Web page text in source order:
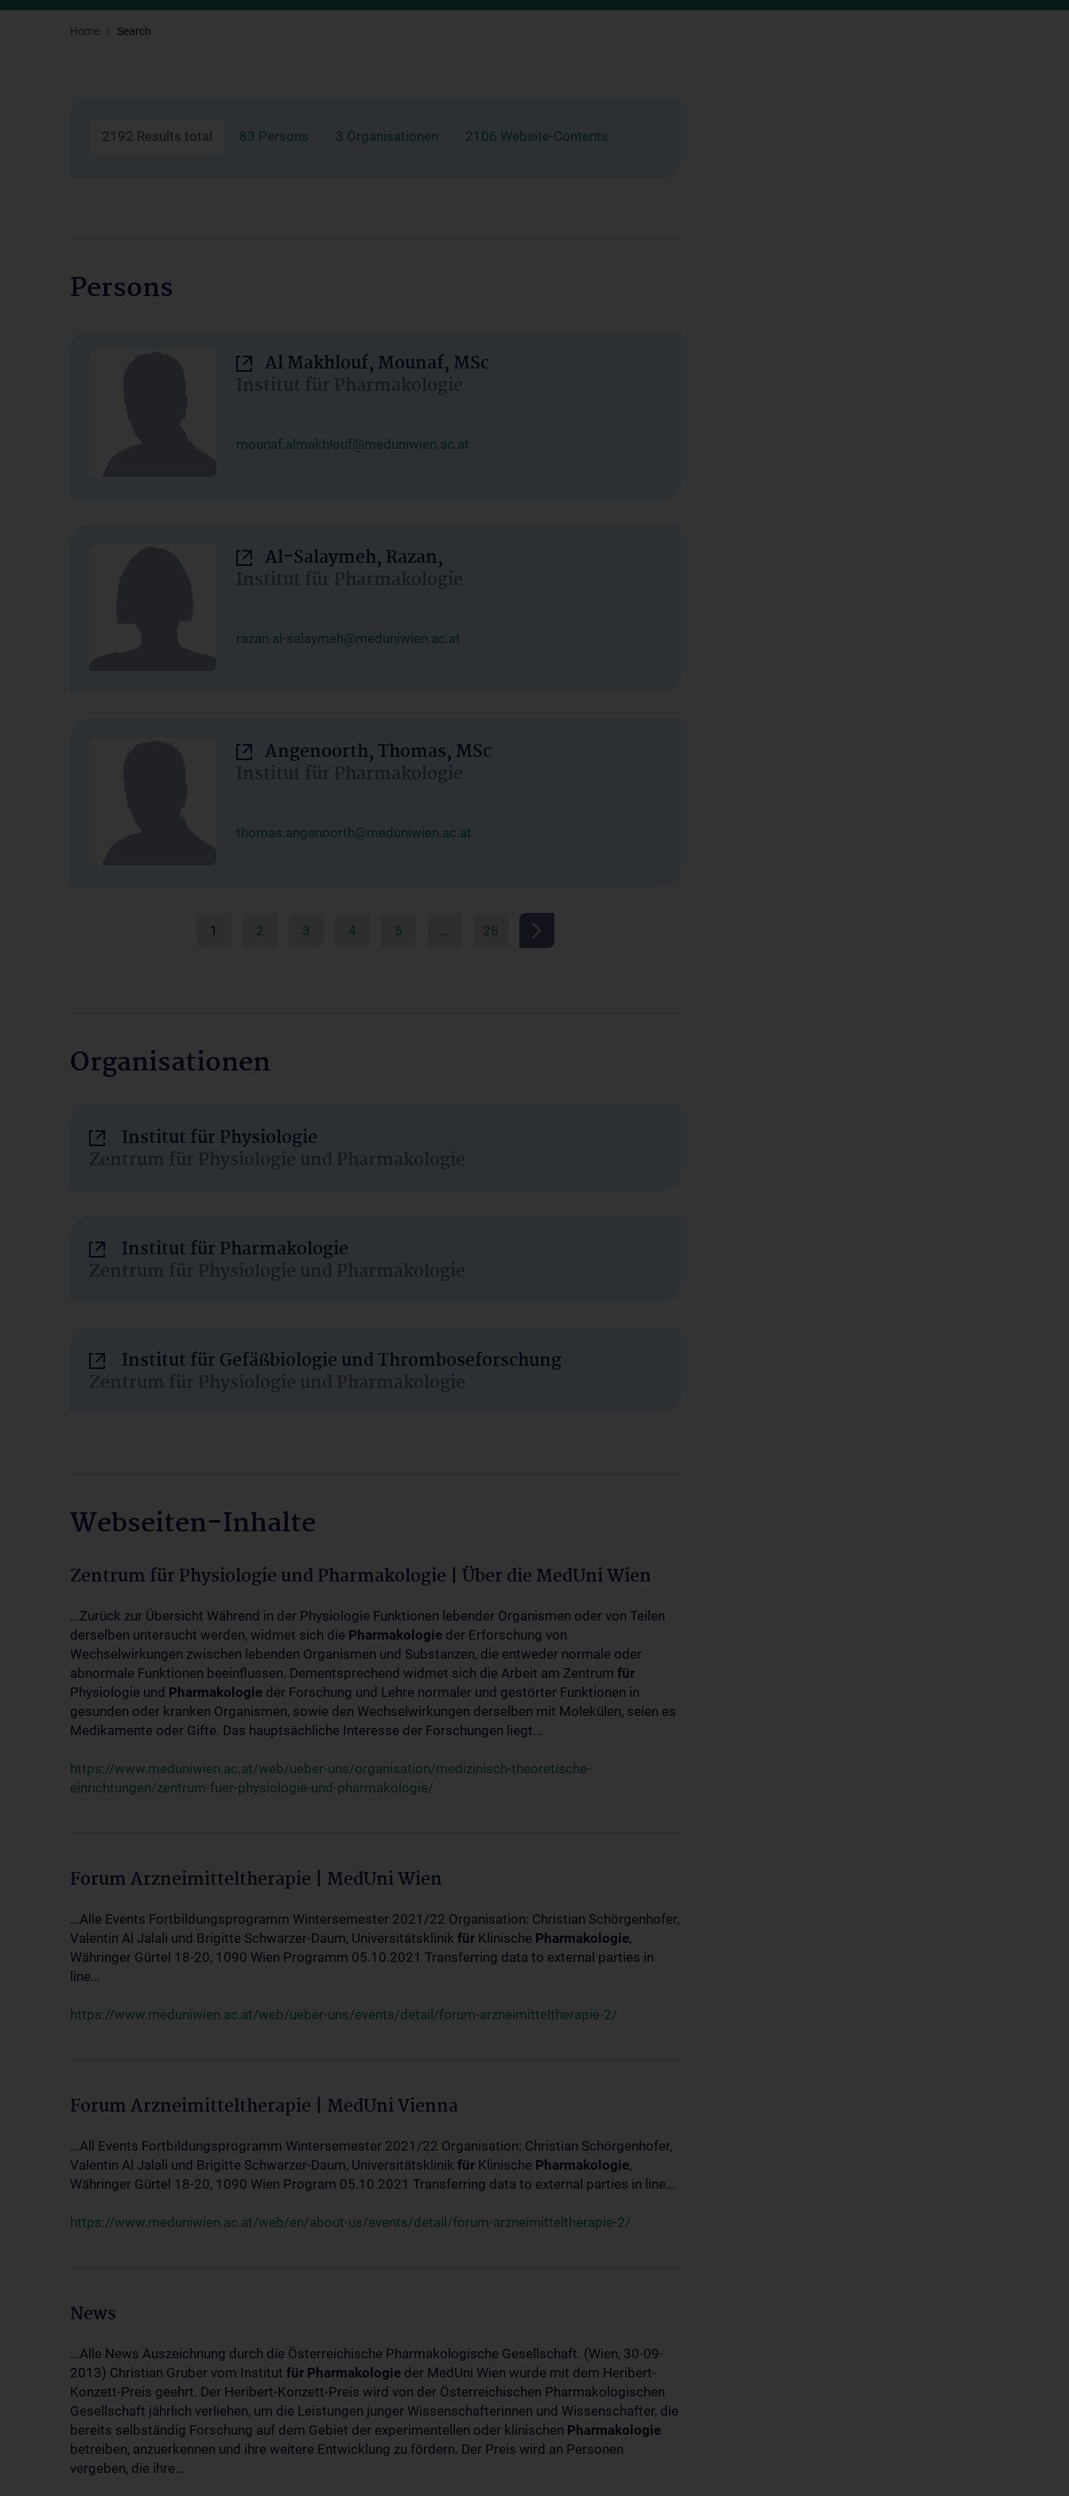
Home Search
2192 Results total 83 Persons 3 Organisationen 2106 Website-Contents
Persons
Al Makhlouf, Mounaf, MSc
Institut für Pharmakologie
mounaf.almakhlouf@meduniwien.ac.at
Al-Salaymeh, Razan,
Institut für Pharmakologie
razan.al-salaymeh@meduniwien.ac.at
Angenoorth, Thomas, MSc
Institut für Pharmakologie
thomas.angenoorth@meduniwien.ac.at
1 2 3 4 5 … 28
Organisationen
Institut für Physiologie
Zentrum für Physiologie und Pharmakologie
Institut für Pharmakologie
Zentrum für Physiologie und Pharmakologie
Institut für Gefäßbiologie und Thromboseforschung
Zentrum für Physiologie und Pharmakologie
Webseiten-Inhalte
Zentrum für Physiologie und Pharmakologie | Über die MedUni Wien
...Zurück zur Übersicht Während in der Physiologie Funktionen lebender Organismen oder von Teilen
derselben untersucht werden, widmet sich die Pharmakologie der Erforschung von
Wechselwirkungen zwischen lebenden Organismen und Substanzen, die entweder normale oder
abnormale Funktionen beeinflussen. Dementsprechend widmet sich die Arbeit am Zentrum für
Physiologie und Pharmakologie der Forschung und Lehre normaler und gestörter Funktionen in
gesunden oder kranken Organismen, sowie den Wechselwirkungen derselben mit Molekülen, seien es
Medikamente oder Gifte. Das hauptsächliche Interesse der Forschungen liegt...
https://www.meduniwien.ac.at/web/ueber-uns/organisation/medizinisch-theoretische-
einrichtungen/zentrum-fuer-physiologie-und-pharmakologie/
Forum Arzneimitteltherapie | MedUni Wien
...Alle Events Fortbildungsprogramm Wintersemester 2021/22 Organisation: Christian Schörgenhofer,
Valentin Al Jalali und Brigitte Schwarzer-Daum, Universitätsklinik für Klinische Pharmakologie,
Währinger Gürtel 18-20, 1090 Wien Programm 05.10.2021 Transferring data to external parties in
line...
https://www.meduniwien.ac.at/web/ueber-uns/events/detail/forum-arzneimitteltherapie-2/
Forum Arzneimitteltherapie | MedUni Vienna
...All Events Fortbildungsprogramm Wintersemester 2021/22 Organisation: Christian Schörgenhofer,
Valentin Al Jalali und Brigitte Schwarzer-Daum, Universitätsklinik für Klinische Pharmakologie,
Währinger Gürtel 18-20, 1090 Wien Program 05.10.2021 Transferring data to external parties in line...
https://www.meduniwien.ac.at/web/en/about-us/events/detail/forum-arzneimitteltherapie-2/
News
...Alle News Auszeichnung durch die Österreichische Pharmakologische Gesellschaft. (Wien, 30-09-
2013) Christian Gruber vom Institut für Pharmakologie der MedUni Wien wurde mit dem Heribert-
Konzett-Preis geehrt. Der Heribert-Konzett-Preis wird von der Österreichischen Pharmakologischen
Gesellschaft jährlich verliehen, um die Leistungen junger Wissenschafterinnen und Wissenschafter, die
bereits selbständig Forschung auf dem Gebiet der experimentellen oder klinischen Pharmakologie
betreiben, anzuerkennen und ihre weitere Entwicklung zu fördern. Der Preis wird an Personen
vergeben, die ihre...